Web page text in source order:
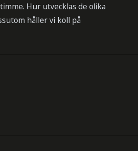
Hur utvecklas de olika
håller vi koll på